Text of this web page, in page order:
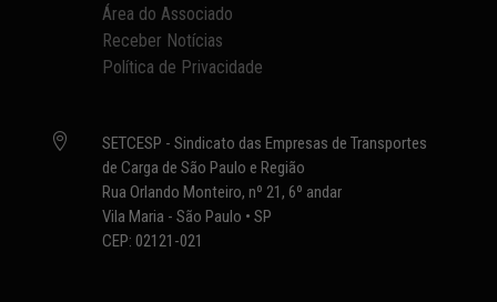
Área do Associado
Receber Notícias
Política de Privacidade

SETCESP - Sindicato das Empresas de Transportes
de Carga de São Paulo e Região
Rua Orlando Monteiro, nº 21, 6º andar
Vila Maria - São Paulo • SP
CEP: 02121-021